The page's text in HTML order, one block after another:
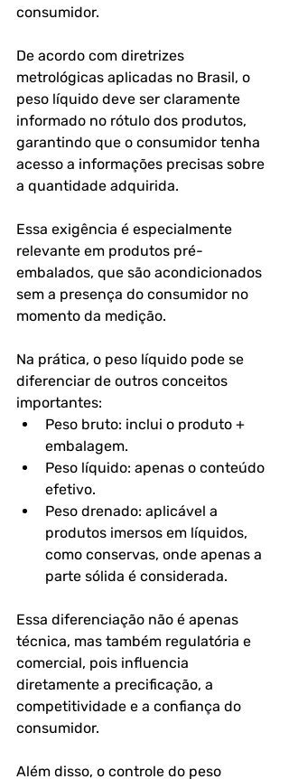
consumidor.
De acordo com diretrizes
metrológicas aplicadas no Brasil, o
peso líquido deve ser claramente
informado no rótulo dos produtos,
garantindo que o consumidor tenha
acesso a informações precisas sobre
a quantidade adquirida.
Essa exigência é especialmente
relevante em produtos pré-
embalados, que são acondicionados
sem a presença do consumidor no
momento da medição.
Na prática, o peso líquido pode se
diferenciar de outros conceitos
importantes:
Peso bruto: inclui o produto +
embalagem.
Peso líquido: apenas o conteúdo
efetivo.
Peso drenado: aplicável a
produtos imersos em líquidos,
como conservas, onde apenas a
parte sólida é considerada.
Essa diferenciação não é apenas
técnica, mas também regulatória e
comercial, pois influencia
diretamente a precificação, a
competitividade e a confiança do
consumidor.
Além disso, o controle do peso